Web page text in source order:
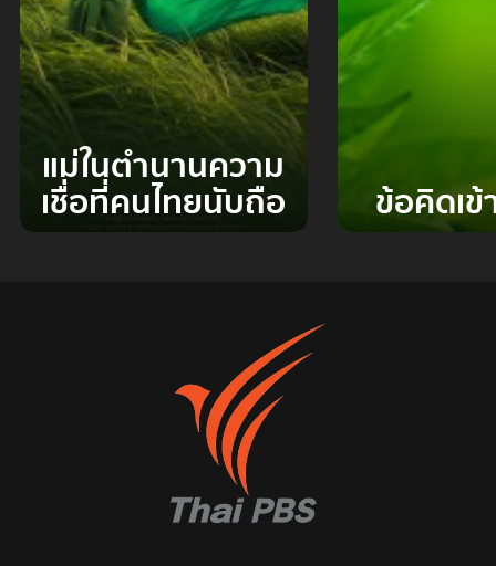
แม่ในตำนานความ
เชื่อที่คนไทยนับถือ ข้อคิดเข้